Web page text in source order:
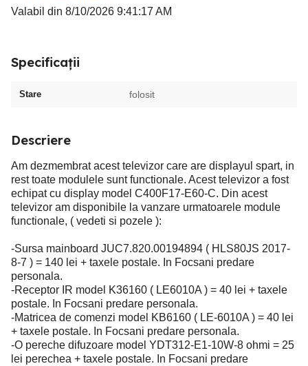
Valabil din 8/10/2026 9:41:17 AM
Specificații
Stare folosit
Descriere
Am dezmembrat acest televizor care are displayul spart, in
rest toate modulele sunt functionale. Acest televizor a fost
echipat cu display model C400F17-E60-C. Din acest
televizor am disponibile la vanzare urmatoarele module
functionale, ( vedeti si pozele ):
-Sursa mainboard JUC7.820.00194894 ( HLS80JS 2017-
8-7 ) = 140 lei + taxele postale. In Focsani predare
personala.
-Receptor IR model K36160 ( LE6010A ) = 40 lei + taxele
postale. In Focsani predare personala.
-Matricea de comenzi model KB6160 ( LE-6010A ) = 40 lei
+ taxele postale. In Focsani predare personala.
-O pereche difuzoare model YDT312-E1-10W-8 ohmi = 25
lei perechea + taxele postale. In Focsani predare